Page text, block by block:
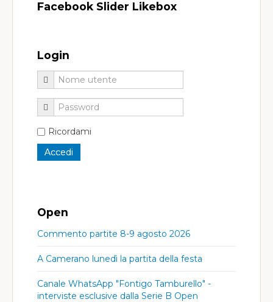
Facebook Slider Likebox
Login
Ricordami
Open
Commento partite 8-9 agosto 2026
A Camerano lunedì la partita della festa
Canale WhatsApp "Fontigo Tamburello" -
interviste esclusive dalla Serie B Open